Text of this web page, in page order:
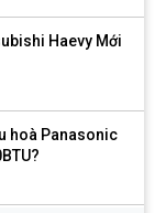
Haevy Mới
hoà Panasonic